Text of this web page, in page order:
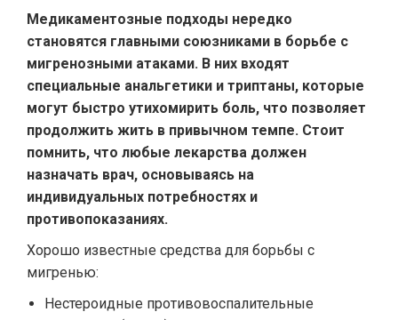
Медикаментозные подходы нередко
становятся главными союзниками в борьбе с
мигренозными атаками. В них входят
специальные анальгетики и триптаны, которые
могут быстро утихомирить боль, что позволяет
продолжить жить в привычном темпе. Стоит
помнить, что любые лекарства должен
назначать врач, основываясь на
индивидуальных потребностях и
противопоказаниях.
Хорошо известные средства для борьбы с
мигренью:
Нестероидные противовоспалительные